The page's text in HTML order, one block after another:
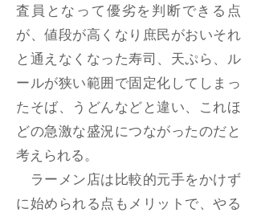
査員となって優劣を判断できる点
が、値段が高くなり庶民がおいそれ
と通えなくなった寿司、天ぷら、ル
ールが狭い範囲で固定化してしまっ
たそば、うどんなどと違い、これほ
どの急激な盛況につながったのだと
考えられる。
ラーメン店は比較的元手をかけず
に始められる点もメリットで、やる